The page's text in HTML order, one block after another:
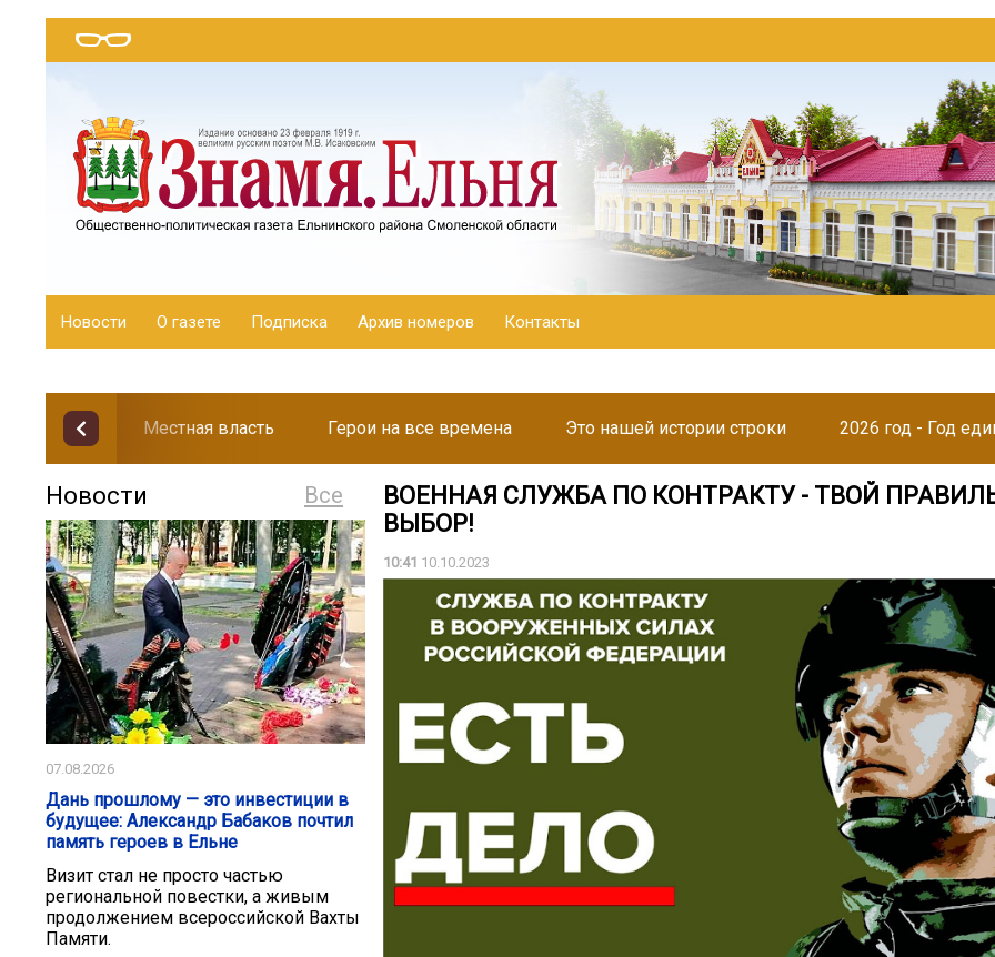
Новости О газете Подписка Архив номеров Контакты
Местная власть Герои на все времена Это нашей истории строки 2026 год - Год
Все
Новости
07.08.2026
Дань прошлому — это инвестиции в
будущее: Александр Бабаков почтил
память героев в Ельне
Визит стал не просто частью
региональной повестки, а живым
продолжением всероссийской Вахты
Памяти.
ВОЕННАЯ СЛУЖБА ПО КОНТРАКТУ - ТВОЙ
ВЫБОР!
10:41 10.10.2023